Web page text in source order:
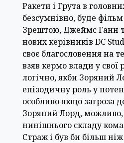
Ракети і Грута в
безсумнівно, буде
Зрештою, Джеймс Ганн
нових керівників DC
своє благословення на
взяв кермо влади у свої
логічно, якби Зоряний
епізодичну роль у
особливо якщо загроза
Зоряний Лорд,
нинішнього складу
Страж і був би більш